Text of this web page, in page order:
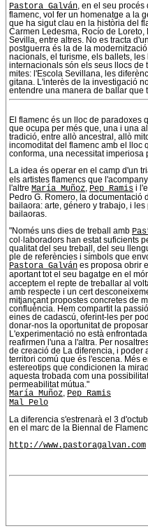
Pastora Galván , en el seu
flamenc, vol fer un homenatge a la
que ha sigut clau en la història del
Carmen Ledesma, Rocío de
Sevilla, entre altres. No es tracta
postguerra és la de la
nacionals, el turisme, els ballets,
internacionals són els seus llocs de
mites: l'Escola Sevillana, les
gitana. L'interès de la investigació
entendre una manera de ballar que
El flamenc és un lloc de paradoxes
que ocupa per més que, una i una
tradició, entre allò ancestral, allò
incomoditat del flamenc amb el lloc
conforma, una necessitat imperiosa
La idea és operar en el camp d'un
els artistes flamencs que
l'altre María Muñoz Pep Ramis i
Pedro G. Romero, la documentació
bailaora: arte, género y trabajo, i
bailaoras.
"Només uns dies de treball amb
col·laboradors han estat suficients
qualitat del seu treball, del seu
ple de referències i símbols que
Pastora Galván es proposa obrir
aportant tot el seu bagatge en el
acceptem el repte de treballar al
amb respecte i un cert
mitjançant propostes concretes de
confluència. Hem compartit la
eines de cadascú, oferint-les per
donar-nos la oportunitat de
L'experimentació no està
reafirmen l'una a l'altra. Per
de creació de La diferencia, i poder
territori comú que és l'escena. Més
estereotips que condicionen la
aquesta trobada com una
permeabilitat mútua."
María Muñoz
Pep Ramis
Mal Pelo
La diferencia s'estrenarà el 3
en el marc de la Biennal de
http://www.pastoragalvan.com